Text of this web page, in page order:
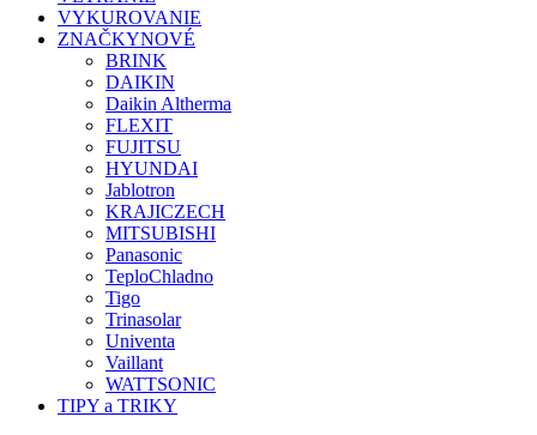
VYKUROVANIE
ZNAČKYNOVÉ
BRINK
DAIKIN
Daikin Altherma
FLEXIT
FUJITSU
HYUNDAI
Jablotron
KRAJICZECH
MITSUBISHI
Panasonic
TeploChladno
Tigo
Trinasolar
Univenta
Vaillant
WATTSONIC
TIPY a TRIKY